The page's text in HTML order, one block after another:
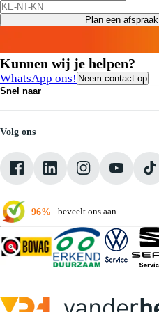
Plan een afspraak
Kunnen wij je helpen?
WhatsApp ons! Neem contact op
Snel naar
Medewerkers
Onze servicebeloften
Pechhulp
Klantbeoordelingen
Verkoopvoorwaarden
Volg ons
96% beveelt ons aan